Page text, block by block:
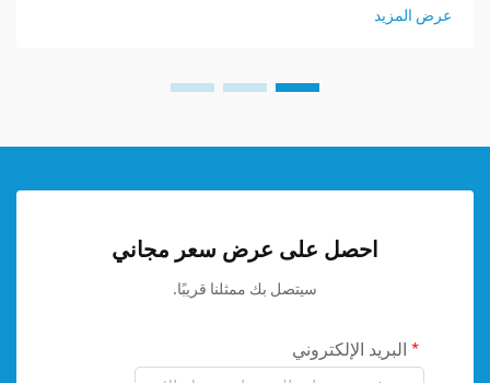
عرض المزيد
احصل على عرض سعر مجاني
سيتصل بك ممثلنا قريبًا.
البريد الإلكتروني